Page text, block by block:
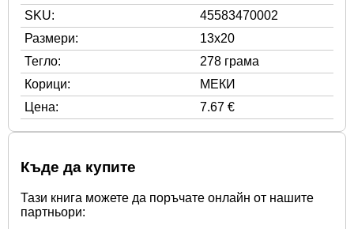
SKU:
45583470002
Размери:
13x20
Тегло:
278 грама
Корици:
МЕКИ
Цена:
7.67 €
Къде да купите
Тази книга можете да поръчате онлайн от нашите
партньори: